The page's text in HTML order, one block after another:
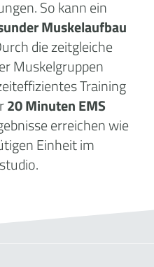
So kann ein
Muskelaufbau
die zeitgleiche
Muskelgruppen
Training
20 Minuten EMS
erreichen wie
Einheit im